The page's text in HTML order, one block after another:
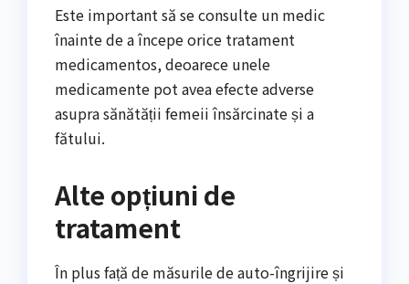
Este important să se consulte un medic
înainte de a începe orice tratament
medicamentos, deoarece unele
medicamente pot avea efecte adverse
asupra sănătății femeii însărcinate și a
fătului.
Alte opțiuni de
tratament
În plus față de măsurile de auto-îngrijire și